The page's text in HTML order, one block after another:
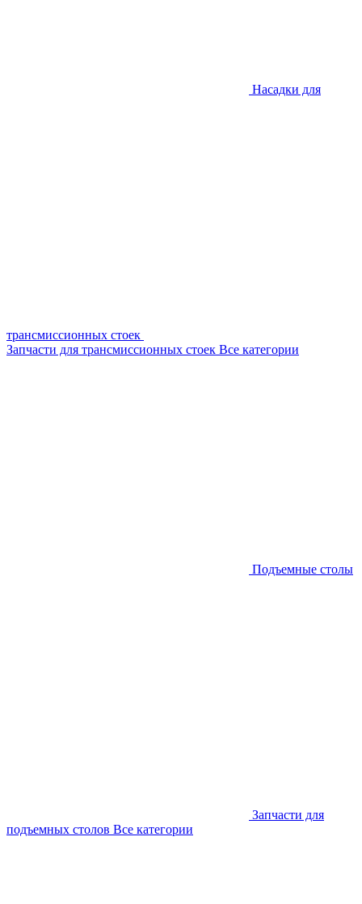
Насадки для
трансмиссионных стоек
Запчасти для трансмиссионных стоек Все категории
Подъемные столы
Запчасти для
подъемных столов Все категории